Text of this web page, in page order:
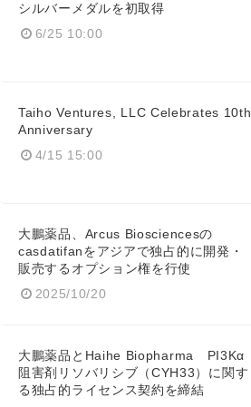
シルバーメダルを初取得
6/25 10:00
Taiho Ventures, LLC Celebrates 10th
Anniversary
4/15 15:00
大鵬薬品、Arcus Biosciencesの
casdatifanをアジアで独占的に開発・
販売するオプション権を行使
2025/10/20
大鵬薬品とHaihe Biopharma PI3Kα
阻害剤リソバリシブ（CYH33）に関す
る独占的ライセンス契約を締結